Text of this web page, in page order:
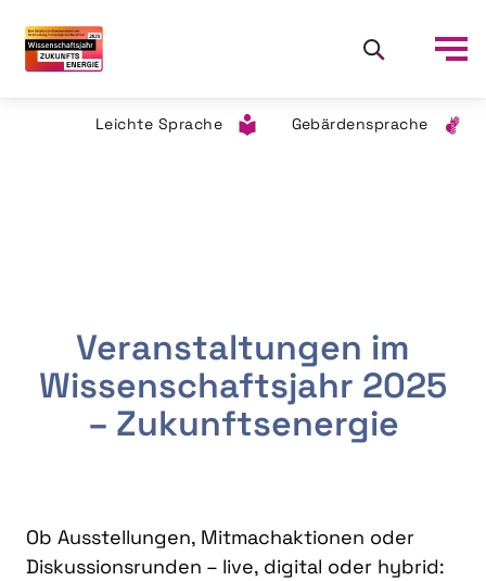
Leichte Sprache Gebärdensprache
Veranstaltungen im
Wissenschaftsjahr 2025
– Zukunftsenergie
Ob Ausstellungen, Mitmachaktionen oder
Diskussionsrunden – live, digital oder hybrid: